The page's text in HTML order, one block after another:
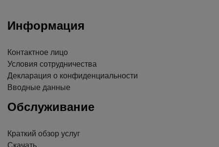
Информация
Контактное лицо
Условия сотрудничества
Декларация о конфиденциальности
Вводные данные
Обслуживание
Краткий обзор услуг